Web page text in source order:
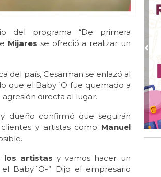
del programa “De primera
Mijares se ofreció a realizar un
del país, Cesarman se enlazó al
que el Baby´O fue quemado a
directa al lugar.
dueño confirmó que seguirán
y artistas como Manuel
los artistas y vamos hacer un
Baby´O-” Dijo el empresario